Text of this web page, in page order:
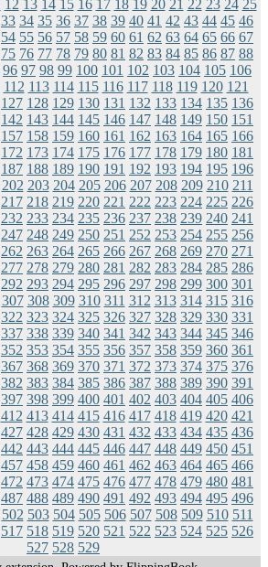
12 13 14 15 16 17 18 19 20 21 22 23 24 25
33 34 35 36 37 38 39 40 41 42 43 44 45 46
54 55 56 57 58 59 60 61 62 63 64 65 66 67
75 76 77 78 79 80 81 82 83 84 85 86 87 88
96 97 98 99 100 101 102 103 104 105 106
112 113 114 115 116 117 118 119 120 121
127 128 129 130 131 132 133 134 135 136
142 143 144 145 146 147 148 149 150 151
157 158 159 160 161 162 163 164 165 166
172 173 174 175 176 177 178 179 180 181
187 188 189 190 191 192 193 194 195 196
202 203 204 205 206 207 208 209 210 211
217 218 219 220 221 222 223 224 225 226
232 233 234 235 236 237 238 239 240 241
247 248 249 250 251 252 253 254 255 256
262 263 264 265 266 267 268 269 270 271
277 278 279 280 281 282 283 284 285 286
292 293 294 295 296 297 298 299 300 301
307 308 309 310 311 312 313 314 315 316
322 323 324 325 326 327 328 329 330 331
337 338 339 340 341 342 343 344 345 346
352 353 354 355 356 357 358 359 360 361
367 368 369 370 371 372 373 374 375 376
382 383 384 385 386 387 388 389 390 391
397 398 399 400 401 402 403 404 405 406
412 413 414 415 416 417 418 419 420 421
427 428 429 430 431 432 433 434 435 436
442 443 444 445 446 447 448 449 450 451
457 458 459 460 461 462 463 464 465 466
472 473 474 475 476 477 478 479 480 481
487 488 489 490 491 492 493 494 495 496
502 503 504 505 506 507 508 509 510 511
517 518 519 520 521 522 523 524 525 526
527 528 529